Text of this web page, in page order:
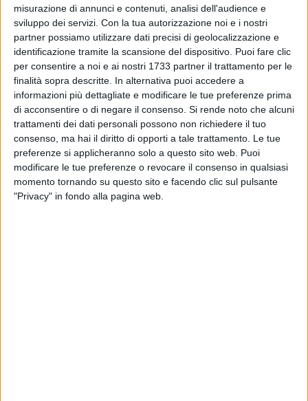
misurazione di annunci e contenuti, analisi dell'audience e
sviluppo dei servizi. Con la tua autorizzazione noi e i nostri
partner possiamo utilizzare dati precisi di geolocalizzazione e
identificazione tramite la scansione del dispositivo. Puoi fare clic
per consentire a noi e ai nostri 1733 partner il trattamento per le
finalità sopra descritte. In alternativa puoi accedere a
informazioni più dettagliate e modificare le tue preferenze prima
di acconsentire o di negare il consenso. Si rende noto che alcuni
trattamenti dei dati personali possono non richiedere il tuo
consenso, ma hai il diritto di opporti a tale trattamento. Le tue
preferenze si applicheranno solo a questo sito web. Puoi
modificare le tue preferenze o revocare il consenso in qualsiasi
momento tornando su questo sito e facendo clic sul pulsante
"Privacy" in fondo alla pagina web.
L'alga tossica resta alla larga dalle acque del litorale
biscegliese. I dati relativi ai monitoraggi quindicinali
effettuati dall'Arpa Puglia (l'agenzia regionale che si occupa
della protezione ambientale del territorio e delle aree marine)
hanno confermato la totale assenza della famigerata
Ostreopsis ovatada Molfetta a Trani, compreso tutto lo
specchio del lungomare biscegliese.
L'analisi, nel dettaglio, ha escluso la presenza dell'alga sia
nelle acque di fondo che nelle acque verticali in colonna a